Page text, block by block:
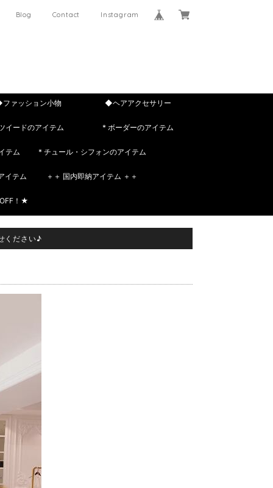
Blog Contact Instagram
ァッション小物 ◆ヘアアクセサリー
イードのアイテム * ボーダーのアイテム
テム * チュール・シフォンのアイテム
イテム ＋＋ 国内即納アイテム ＋＋
！★
ください♪